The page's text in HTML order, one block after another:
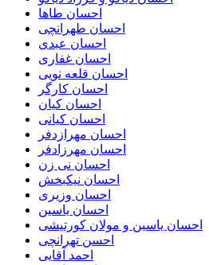
احسان طاها
احسان طهرانچی
احسان عبدی
احسان غفاری
احسان قلعه نویی
احسان کارگر
احسان کیان
احسان کیانی
احسان مهرازدفر
احسان مهرزادفر
احسان نی زن
احسان نیکبخش
احسان وزیری
احسان یاسین
احسان یاسین و مولان کورتیشی
احسن تهرانچی
احمد آقایی